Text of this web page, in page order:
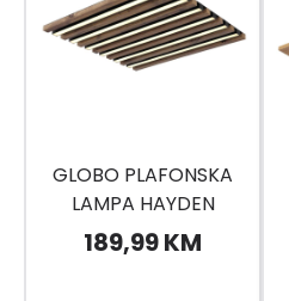
GLOBO PLAFONSKA
LAMPA HAYDEN
KOCKA 30W
189,99 KM